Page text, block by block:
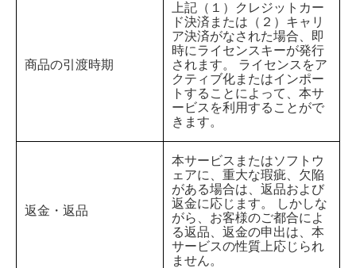
商品の引渡時期
上記（１）クレジットカー
ド決済または（２）キャリ
ア決済がなされた場合、即
時にライセンスキーが発行
されます。 ライセンスをア
クティブ化またはインポー
トすることによって、本サ
ービスを利用することがで
きます。
返金・返品
本サービスまたはソフトウ
ェアに、重大な瑕疵、欠陥
がある場合は、返品および
返金に応じます。 しかしな
がら、お客様のご都合によ
る返品、返金の申出は、本
サービスの性質上応じられ
ません。